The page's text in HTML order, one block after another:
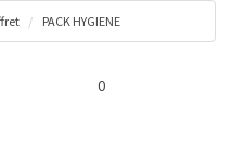
0
PACK HYGIENE